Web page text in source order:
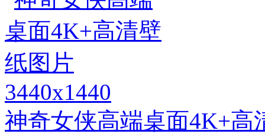
3440x1440
神奇女侠高端桌面4K+高